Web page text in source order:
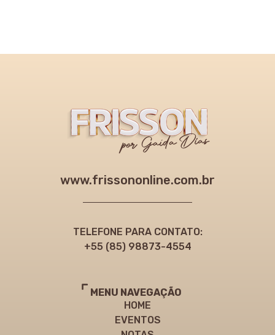
www.frissononline.com.br
TELEFONE PARA CONTATO:
+55 (85) 98873-4554
MENU NAVEGAÇÃO
HOME
EVENTOS